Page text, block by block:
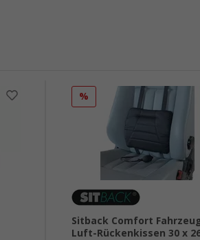
%
Sitback Comfort
Luft-Rückenkissen 30 x